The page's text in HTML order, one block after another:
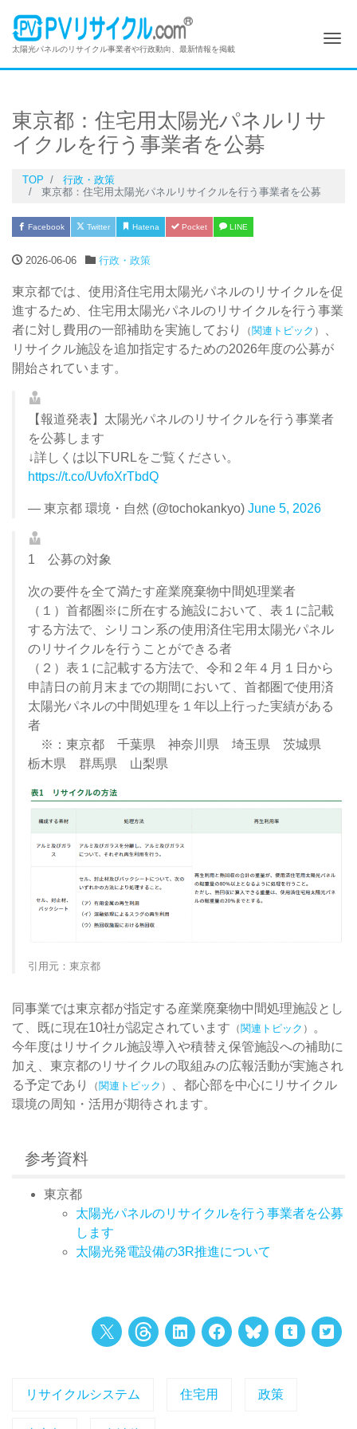
太陽光パネルのリサイクル事業者や行政動向、最新情報を掲載
東京都：住宅用太陽光パネルリサ
イクルを行う事業者を公募
TOP
行政・政策
東京都：住宅用太陽光パネルリサイクルを行う事業者を公募
Facebook Twitter Hatena Pocket LINE
2026-06-06 行政・政策
東京都では、使用済住宅用太陽光パネルのリサイクルを促
進するため、住宅用太陽光パネルのリサイクルを行う事業
者に対し費用の一部補助を実施しており
（関連トピック ）
リサイクル施設を追加指定するための2026年度の公募が
開始されています。
【報道発表】太陽光パネルのリサイクルを行う事業者
を公募します
↓詳しくは以下URLをご覧ください。
https://t.co/UvfoXrTbdQ
— 東京都 環境・自然 (@tochokankyo) June 5, 2026
1 公募の対象
次の要件を全て満たす産業廃棄物中間処理業者
（１）首都圏※に所在する施設において、表１に記載
する方法で、シリコン系の使用済住宅用太陽光パネル
のリサイクルを行うことができる者
（２）表１に記載する方法で、令和２年４月１日から
申請日の前月末までの期間において、首都圏で使用済
太陽光パネルの中間処理を１年以上行った実績がある
者
※：東京都 千葉県 神奈川県 埼玉県 茨城県
栃木県 群馬県 山梨県
引用元：東京都
同事業では東京都が指定する産業廃棄物中間処理施設とし
て、既に現在10社が認定されています （関連トピック ）
。
今年度はリサイクル施設導入や積替え保管施設への補助に
加え、東京都のリサイクルの取組みの広報活動が実施され
る予定であり
（関連トピック ）
、都心部を中心にリサイクル
環境の周知・活用が期待されます。
参考資料
東京都
太陽光パネルのリサイクルを行う事業者を公募
します
太陽光発電設備の3R推進について
リサイクルシステム 住宅用 政策